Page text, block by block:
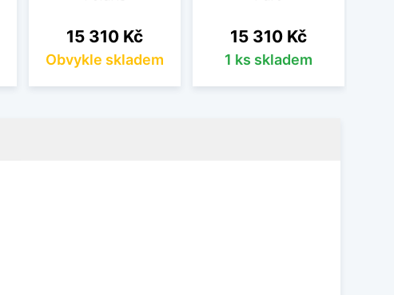
Cena
15 310 Kč
Obvykle skladem
Cena
15 310 Kč
1 ks skladem